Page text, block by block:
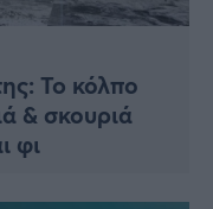
To κόλπο
& σκουριά
φι